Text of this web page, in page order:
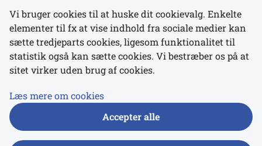
Links
Udgivelser
Vi bruger cookies til at huske dit cookievalg. Enkelte
elementer til fx at vise indhold fra sociale medier kan
sætte tredjeparts cookies, ligesom funktionalitet til
statistik også kan sætte cookies. Vi bestræber os på at
sitet virker uden brug af cookies.
Læs mere om cookies
Accepter alle